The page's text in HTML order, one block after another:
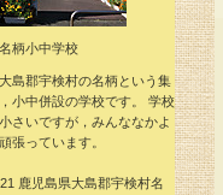
柄小中学校
島郡宇検村の名柄という集
小中併設の学校です。 学校
さいですが，みんななかよ
張っています。
鹿児島県大島郡宇検村名